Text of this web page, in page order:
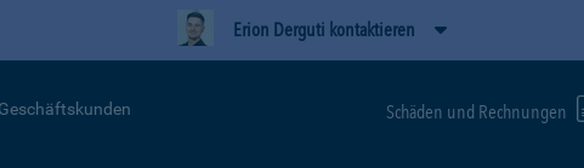
Erion Derguti kontaktieren
Geschäftskunden Schäden und Rechnungen